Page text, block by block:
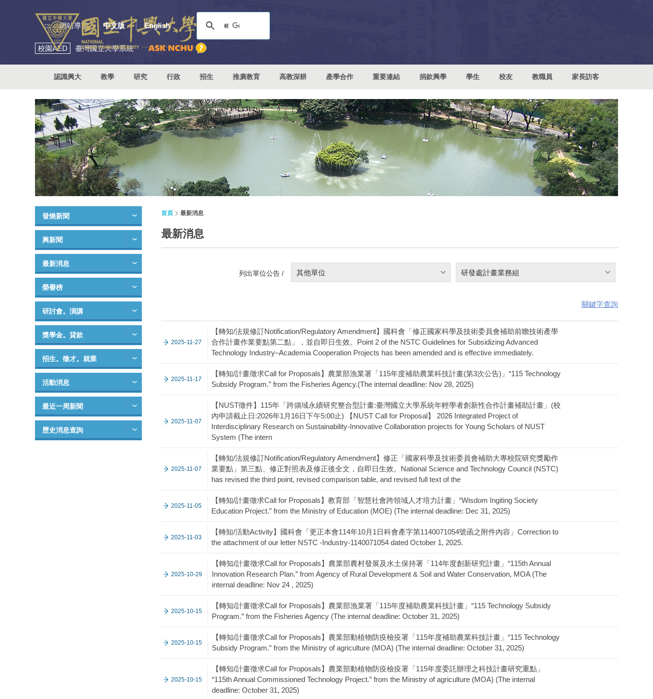
::: 網站導覽 中文版 English
校園AED 臺灣國立大學系統
認識興大 教學 研究 行政 招生 推廣教育 高教深耕 產學合作 重要連結 捐款興學 學生 校友 教職員 家長訪客
發燒新聞
興新聞
最新消息
榮譽榜
研討會。演講
獎學金。貸款
招生。徵才。就業
活動消息
最近一周新聞
歷史消息查詢
首頁 最新消息
最新消息
列出單位公告 / 其他單位 研發處計畫業務組
關鍵字查詢
2025-11-27
【轉知/法規修訂Notification/Regulatory Amendment】國科會「修正國家科學及技術委員會補助前瞻技術產學
合作計畫作業要點第二點」，並自即日生效。Point 2 of the NSTC Guidelines for Subsidizing Advanced
Technology Industry–Academia Cooperation Projects has been amended and is effective immediately.
2025-11-17
【轉知/計畫徵求Call for Proposals】農業部漁業署「115年度補助農業科技計畫(第3次公告)」“115 Technology
Subsidy Program.” from the Fisheries Agency.(The internal deadline: Nov 28, 2025)
2025-11-07
【NUST徵件】115年「跨領域永續研究整合型計畫:臺灣國立大學系統年輕學者創新性合作計畫補助計畫」(校
內申請截止日:2026年1月16日下午5:00止) 【NUST Call for Proposal】 2026 Integrated Project of
Interdisciplinary Research on Sustainability-Innovative Collaboration projects for Young Scholars of NUST
System (The intern
2025-11-07
【轉知/法規修訂Notification/Regulatory Amendment】修正「國家科學及技術委員會補助大專校院研究獎勵作
業要點」第三點、修正對照表及修正後全文，自即日生效。National Science and Technology Council (NSTC)
has revised the third point, revised comparison table, and revised full text of the
2025-11-05
【轉知/計畫徵求Call for Proposals】教育部「智慧社會跨領域人才培力計畫」“Wisdom Ingiting Society
Education Project.” from the Ministry of Education (MOE) (The internal deadline: Dec 31, 2025)
2025-11-03
【轉知/活動Activity】國科會「更正本會114年10月1日科會產字第1140071054號函之附件內容」Correction to
the attachment of our letter NSTC -Industry-1140071054 dated October 1, 2025.
2025-10-29
【轉知/計畫徵求Call for Proposals】農業部農村發展及水土保持署「114年度創新研究計畫」“115th Annual
Innovation Research Plan.” from Agency of Rural Development & Soil and Water Conservation, MOA (The
internal deadline: Nov 24 , 2025)
2025-10-15
【轉知/計畫徵求Call for Proposals】農業部漁業署「115年度補助農業科技計畫」“115 Technology Subsidy
Program.” from the Fisheries Agency (The internal deadline: October 31, 2025)
2025-10-15
【轉知/計畫徵求Call for Proposals】農業部動植物防疫檢疫署「115年度補助農業科技計畫」“115 Technology
Subsidy Program.” from the Ministry of agriculture (MOA) (The internal deadline: October 31, 2025)
2025-10-15
【轉知/計畫徵求Call for Proposals】農業部動植物防疫檢疫署「115年度委託辦理之科技計畫研究重點」
“115th Annual Commissioned Technology Project.” from the Ministry of agriculture (MOA) (The internal
deadline: October 31, 2025)